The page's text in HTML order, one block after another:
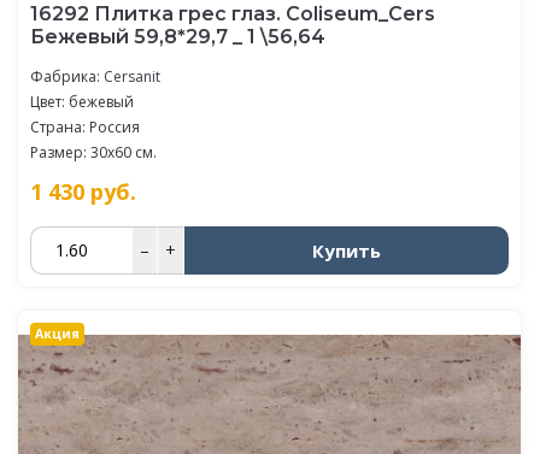
16292 Плитка грес глаз. Coliseum_Cers
Бежевый 59,8*29,7 _ 1 \56,64
Фабрика: Cersanit
Цвет: бежевый
Страна: Россия
Размер: 30x60 см.
1 430 руб.
– + Купить
Акция